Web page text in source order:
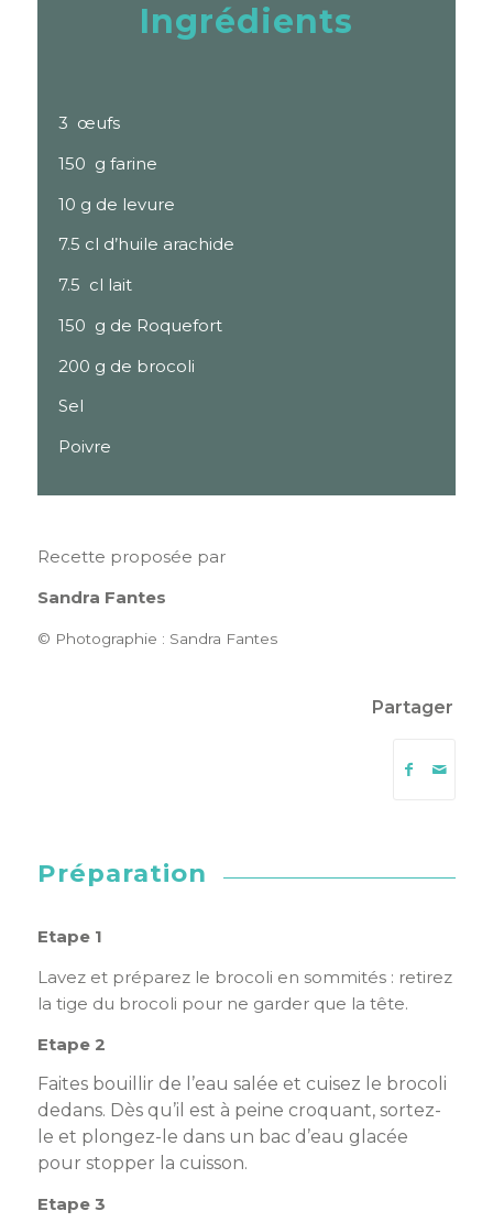
Ingrédients
3 œufs
150 g farine
10 g de levure
7.5 cl d’huile arachide
7.5 cl lait
150 g de Roquefort
200 g de brocoli
Sel
Poivre
Recette proposée par
Sandra Fantes
© Photographie : Sandra Fantes
Partager
Préparation
Etape 1
Lavez et préparez le brocoli en sommités : retirez
la tige du brocoli pour ne garder que la tête.
Etape 2
Faites bouillir de l’eau salée et cuisez le brocoli
dedans. Dès qu’il est à peine croquant, sortez-
le et plongez-le dans un bac d’eau glacée
pour stopper la cuisson.
Etape 3